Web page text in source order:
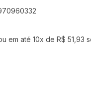
em até10x deR$ 51,93